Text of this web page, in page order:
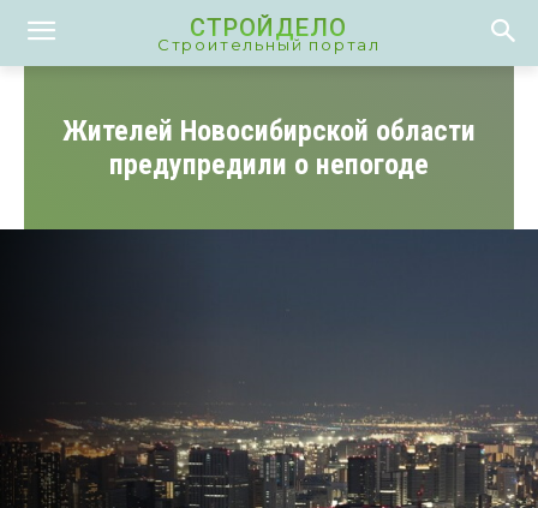
СТРОЙДЕЛО
Строительный портал
Жителей Новосибирской области
предупредили о непогоде